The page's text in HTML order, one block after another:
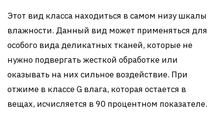
Этот вид класса находиться в самом низу шкалы
влажности. Данный вид может применяться для
особого вида деликатных тканей, которые не
нужно подвергать жесткой обработке или
оказывать на них сильное воздействие. При
отжиме в классе G влага, которая остается в
вещах, исчисляется в 90 процентном показателе.